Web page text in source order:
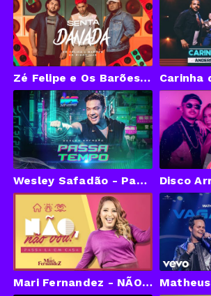
Zé Felipe e Os Barões Da Pisadinha - Senta Danada (Videoclipe Oficial)
Wesley Safadão - Passatempo (Clipe Oficial)
Mari Fernandez - NÃO, NÃO VOU (Passa Lá em Casa) - Video Oficial